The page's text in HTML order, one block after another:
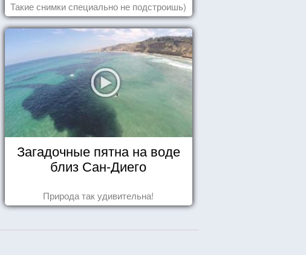
Такие снимки специально не подстроишь)
Загадочные пятна на воде
близ Сан-Диего
Природа так удивительна!